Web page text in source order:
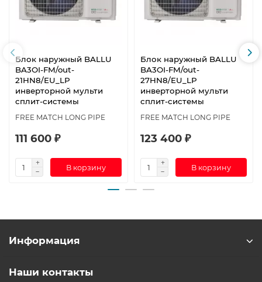
Блок наружный BALLU
BA3OI-FM/out-
21HN8/EU_LP
инверторной мульти
сплит-системы
FREE MATCH LONG PIPE
111 600 ₽
В корзину
Блок наружный BALLU
BA3OI-FM/out-
27HN8/EU_LP
инверторной мульти
сплит-системы
FREE MATCH LONG PIPE
123 400 ₽
В корзину
Информация
Наши контакты